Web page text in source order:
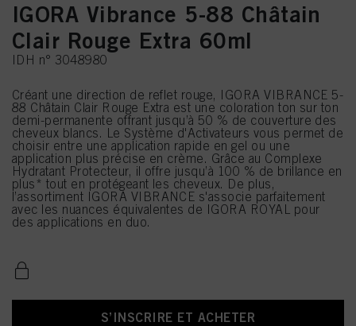
IGORA Vibrance 5-88 Châtain
Clair Rouge Extra 60ml
IDH n° 3048980
Créant une direction de reflet rouge, IGORA VIBRANCE 5-
88 Châtain Clair Rouge Extra est une coloration ton sur ton
demi-permanente offrant jusqu’à 50 % de couverture des
cheveux blancs. Le Système d'Activateurs vous permet de
choisir entre une application rapide en gel ou une
application plus précise en crème. Grâce au Complexe
Hydratant Protecteur, il offre jusqu’à 100 % de brillance en
plus* tout en protégeant les cheveux. De plus,
l’assortiment IGORA VIBRANCE s'associe parfaitement
avec les nuances équivalentes de IGORA ROYAL pour
des applications en duo.
S’INSCRIRE ET ACHETER